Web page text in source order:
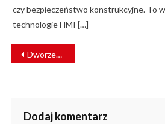
czy bezpieczeństwo konstrukcyjne. To
technologie HMI […]
NAWIGACJA
WPISU
Dworzec PKP w Czeremsze już otwarty! [ZDJĘCIA]
Dodaj komentarz